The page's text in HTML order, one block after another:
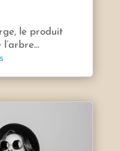
le produit
l’arbre...